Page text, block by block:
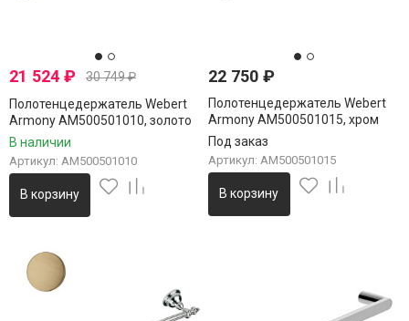
21 524 ₽ 30 749₽
Полотенцедержатель Webert
Armony AM500501010, золото
В наличии
Артикул: AM500501010
В корзину
22 750₽
Полотенцедержатель Webert
Armony AM500501015, хром
Под заказ
Артикул: AM500501015
В корзину